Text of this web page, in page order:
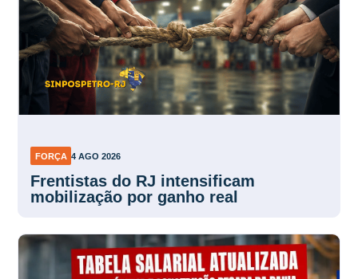
FORÇA 4 AGO 2026
Frentistas do RJ intensificam
mobilização por ganho real